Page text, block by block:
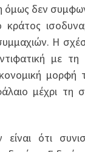
δεν
Η
με
μέχρι τη
ότι